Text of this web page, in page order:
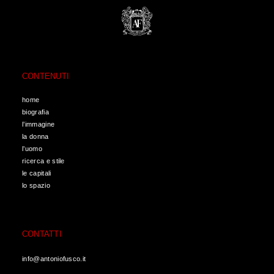
CONTENUTI
home
biografia
l’immagine
la donna
l’uomo
ricerca e stile
le capitali
lo spazio
CONTATTI
info@antoniofusco.it